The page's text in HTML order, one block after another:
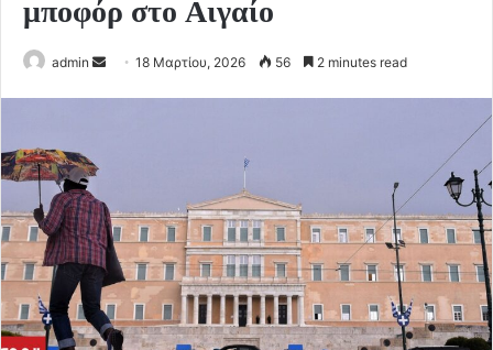
μποφόρ στο Αιγαίο
admin
Send18 Μαρτίου, 2026 56 2 minutes read